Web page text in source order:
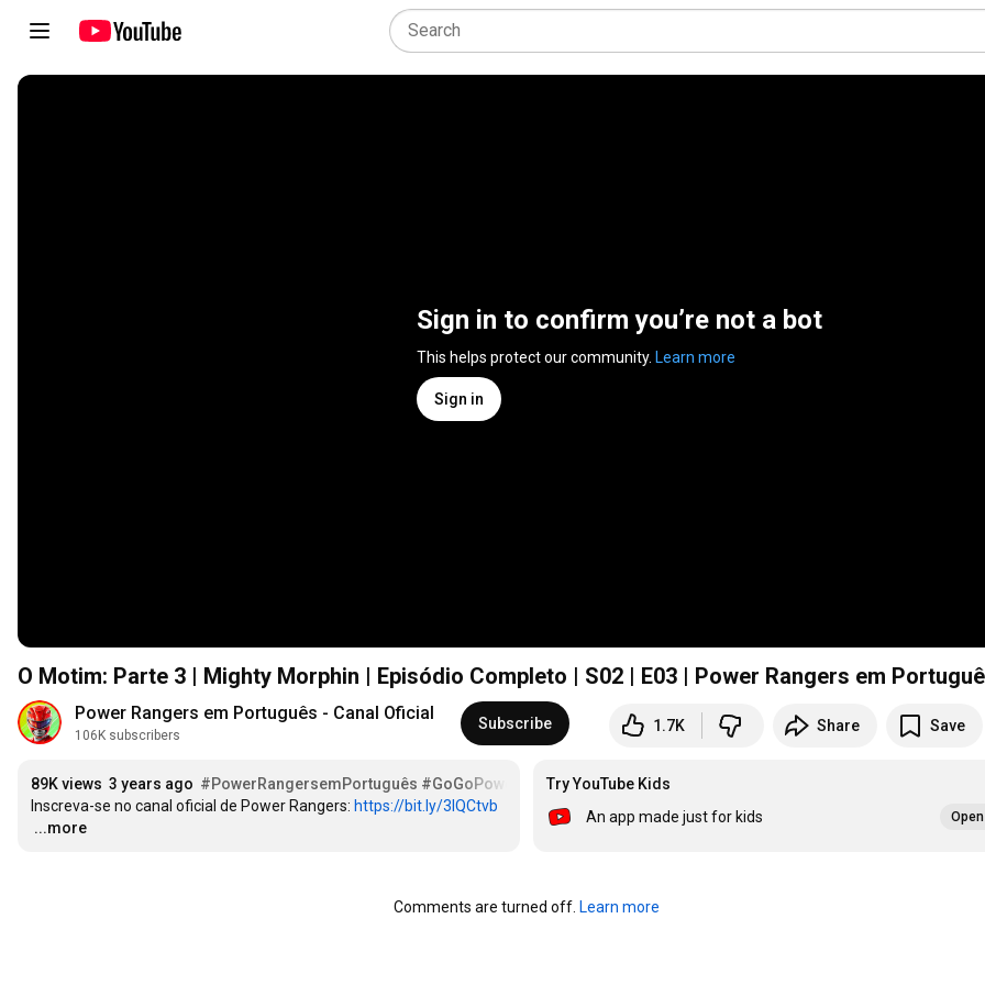
Sign in to confirm you’re not a bot
This helps protect our community. Learn more
Sign in
O Motim: Parte 3 | Mighty Morphin | Episódio Completo | S02 | E03 | Power Rangers em
Power Rangers em Português - Canal Oficial
106K subscribers
Subscribe 1.7K Share Save
89K views 3 years ago #PowerRangersemPortuguês #GoGoPowerRangers#PowerRangers
Inscreva-se no canal oficial de Power Rangers: https://bit.ly/3IQCtvb
…
...more
Try YouTube Kids
An app made just for kids
Comments are turned off. Learn more